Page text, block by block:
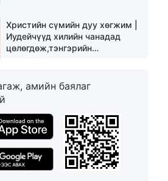
Христийн сүмийн дуу хөгжим |
Иудейчүүд хилийн чанадад
цөлөгдөж,тэнгэрийн
Христийн сүмийн дуу хөгжим |
нүглийн тахил болсон нь
(Онцлох хэсгүүд)
Христийн сүмийн дуу хөгжим |
Израильчуудад өгсөн Бурханы
амийн баялаг